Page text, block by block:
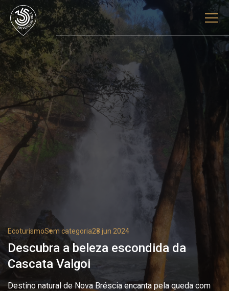
EcoturismoSem categoria23 jun 2024
Descubra a beleza escondida da
Cascata Valgoi
Destino natural de Nova Bréscia encanta pela queda com